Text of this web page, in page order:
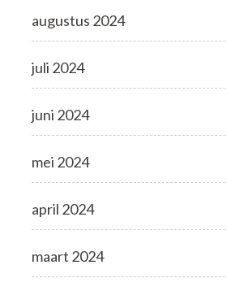
augustus 2024
juli 2024
juni 2024
mei 2024
april 2024
maart 2024